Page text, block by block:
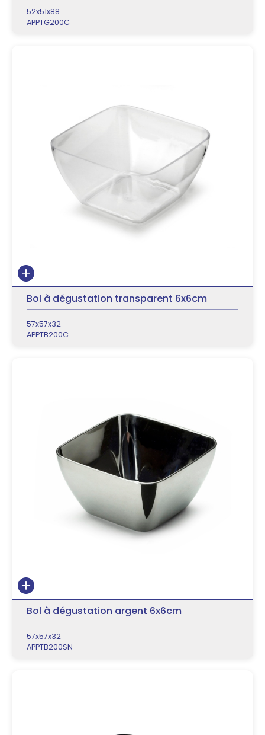
52x51x88
APPTG200C
Bol à dégustation transparent 6x6cm
57x57x32
APPTB200C
Bol à dégustation argent 6x6cm
57x57x32
APPTB200SN